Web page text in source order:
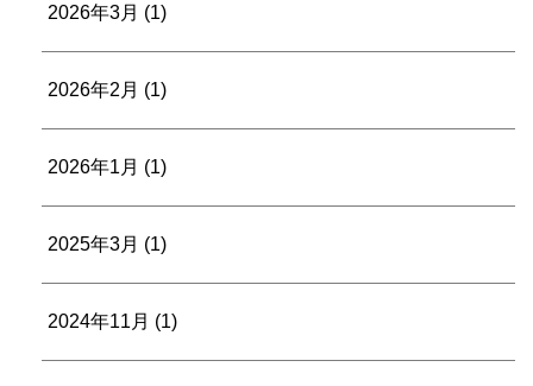
2026年3月 (1)
2026年2月 (1)
2026年1月 (1)
2025年3月 (1)
2024年11月 (1)